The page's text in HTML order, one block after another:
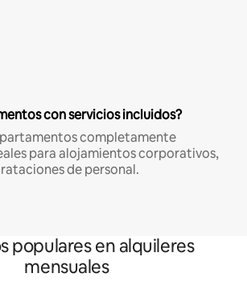
con servicios incluidos?
completamente
para alojamientos corporativos,
de personal.
populares en alquileres
mensuales